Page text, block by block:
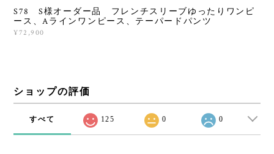
S78 S様オーダー品 フレンチスリーブゆったりワンピ
ース、Aラインワンピース、テーパードパンツ
¥72,900
ショップの評価
すべて 125 0 0